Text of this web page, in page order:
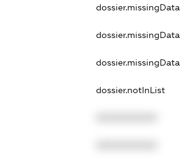
dossier.missingData
dossier.missingData
dossier.missingData
dossier.notInList